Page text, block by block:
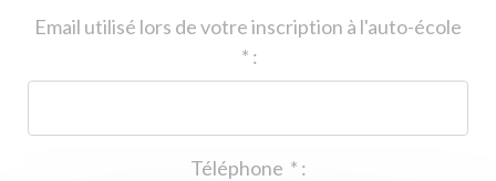
Email utilisé lors de votre inscription à l'auto-école
* :
* :